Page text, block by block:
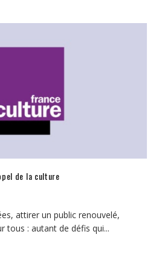
de la culture
attirer un public renouvelé,
tous : autant de défis qui...